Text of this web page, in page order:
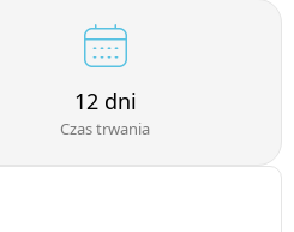
12 dni
Czas trwania